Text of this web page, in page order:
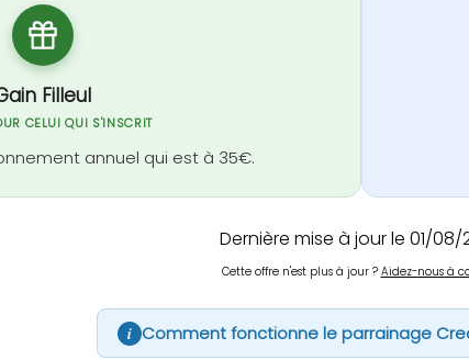
Filleul
CELUI QUI S'INSCRIT
annuel qui est à 35€.
Dernière mise à jour le 01/08/
Cette offre n'est plus à jour ? Aidez-nous à
i Comment fonctionne le parrainage